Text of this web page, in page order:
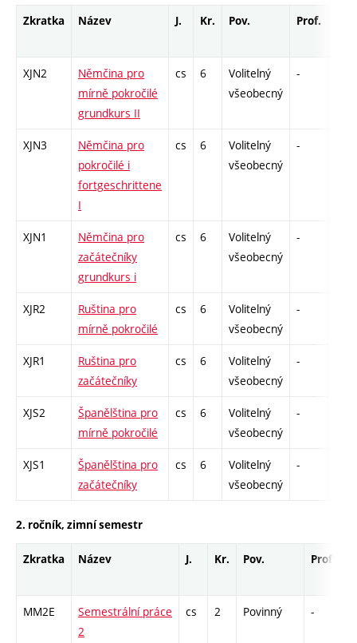
Zkratka Název J. Kr. Pov. Prof.
XJN2
Němčina pro
mírně pokročilé
grundkurs II
cs 6
Volitelný
všeobecný
-
XJN3
Němčina pro
pokročilé i
fortgeschrittene
I
cs 6
Volitelný
všeobecný
-
XJN1
Němčina pro
začátečníky
grundkurs i
cs 6
Volitelný
všeobecný
-
XJR2
Ruština pro
mírně pokročilé
cs 6
Volitelný
všeobecný
-
XJR1
Ruština pro
začátečníky
cs 6
Volitelný
všeobecný
-
XJS2
Španělština pro
mírně pokročilé
cs 6
Volitelný
všeobecný
-
XJS1
Španělština pro
začátečníky
cs 6
Volitelný
všeobecný
-
2. ročník, zimní semestr
Zkratka Název J. Kr. Pov. Prof.
MM2E
Semestrální práce
2
cs 2 Povinný -